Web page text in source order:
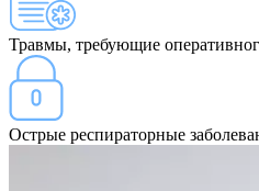
Травмы, требующие
Острые респираторные